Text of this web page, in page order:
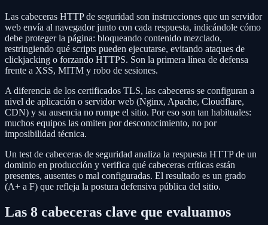
Las cabeceras HTTP de seguridad son instrucciones que un servidor
web envía al navegador junto con cada respuesta, indicándole cómo
debe proteger la página: bloqueando contenido mezclado,
restringiendo qué scripts pueden ejecutarse, evitando ataques de
clickjacking o forzando HTTPS. Son la primera línea de defensa
frente a XSS, MITM y robo de sesiones.
A diferencia de los certificados TLS, las cabeceras se configuran a
nivel de aplicación o servidor web (Nginx, Apache, Cloudflare,
CDN) y su ausencia no rompe el sitio. Por eso son tan habituales:
muchos equipos las omiten por desconocimiento, no por
imposibilidad técnica.
Un test de cabeceras de seguridad analiza la respuesta HTTP de un
dominio en producción y verifica qué cabeceras críticas están
presentes, ausentes o mal configuradas. El resultado es un grado
(A+ a F) que refleja la postura defensiva pública del sitio.
Las 8 cabeceras clave que evaluamos